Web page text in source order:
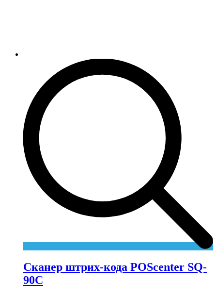
Сканер штрих-кода POScenter SQ-
90C